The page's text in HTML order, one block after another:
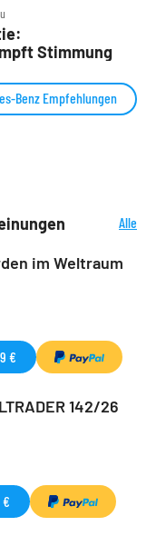
Stimmung
Benz Empfehlungen
Alle
im Weltraum
€
142/26
€